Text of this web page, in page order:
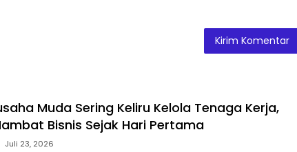
Muda Sering Keliru Kelola Tenaga Kerja,
Bisnis Sejak Hari Pertama
Juli 23, 2026